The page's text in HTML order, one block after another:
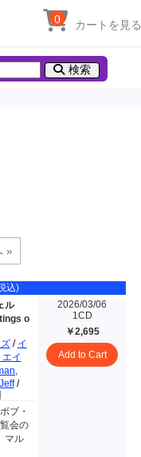
カートを見る
0
検索
込)
ル
o
/ イ
イ
/
ブ・
会の
マル
2026/03/06
1CD
￥2,695
Add to Cart